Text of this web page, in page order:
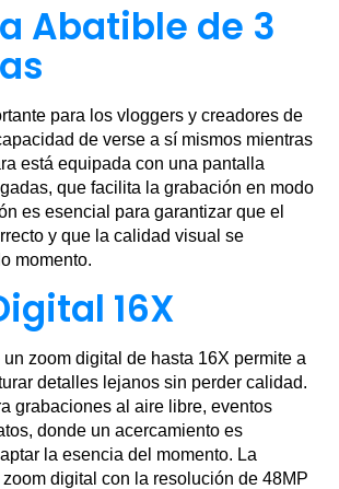
Abatible de 3
para los vloggers y creadores de
de verse a sí mismos mientras
está equipada con una pantalla
que facilita la grabación en modo
es esencial para garantizar que el
y que la calidad visual se
momento.
16X
zoom digital de hasta 16X permite a
detalles lejanos sin perder calidad.
grabaciones al aire libre, eventos
donde un acercamiento es
la esencia del momento. La
digital con la resolución de 48MP